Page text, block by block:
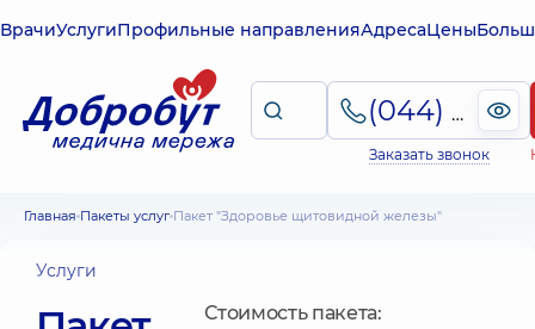
ВрачиУслугиПрофильные направленияАдресаЦены
(044) 495-2-888
Заказать звонок
Главная Пакеты услуг Пакет "Здоровье щитовидной железы"
Услуги
Стоимость пакета: